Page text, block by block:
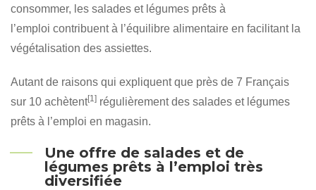
consommer, les salades et légumes prêts à
l’emploi contribuent à l’équilibre alimentaire en facilitant la
végétalisation des assiettes.
Autant de raisons qui expliquent que près de 7 Français
sur 10 achètent[1] régulièrement des salades et légumes
prêts à l’emploi en magasin.
Une offre de salades et de
légumes prêts à l’emploi très
diversifiée